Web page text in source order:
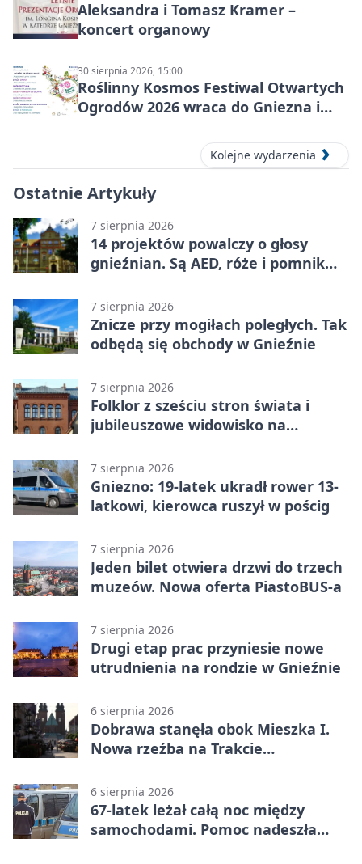
Aleksandra i Tomasz Kramer –
koncert organowy
30 sierpnia 2026, 15:00
Roślinny Kosmos Festiwal Otwartych
Ogrodów 2026 wraca do Gniezna i
Kolejne wydarzenia
Ostatnie Artykuły
7 sierpnia 2026
14 projektów powalczy o głosy
gnieźnian. Są AED, róże i pomnik
7 sierpnia 2026
Znicze przy mogiłach poległych. Tak
odbędą się obchody w Gnieźnie
7 sierpnia 2026
Folklor z sześciu stron świata i
jubileuszowe widowisko na
7 sierpnia 2026
Gniezno: 19-latek ukradł rower 13-
latkowi, kierowca ruszył w pościg
7 sierpnia 2026
Jeden bilet otwiera drzwi do trzech
muzeów. Nowa oferta PiastoBUS-a
7 sierpnia 2026
Drugi etap prac przyniesie nowe
utrudnienia na rondzie w Gnieźnie
6 sierpnia 2026
Dobrawa stanęła obok Mieszka I.
Nowa rzeźba na Trakcie
6 sierpnia 2026
67-latek leżał całą noc między
samochodami. Pomoc nadeszła